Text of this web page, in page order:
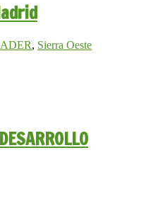
, Sierra Oeste